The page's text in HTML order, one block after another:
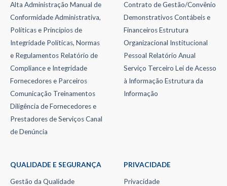
Alta Administração Manual de
Conformidade Administrativa,
Políticas e Princípios de
Integridade Políticas, Normas
e Regulamentos Relatório de
Compliance e Integridade
Fornecedores e Parceiros
Comunicação Treinamentos
Diligência de Fornecedores e
Prestadores de Serviços Canal
de Denúncia
Contrato de Gestão/Convênio
Demonstrativos Contábeis e
Financeiros Estrutura
Organizacional Institucional
Pessoal Relatório Anual
Serviço Terceiro Lei de Acesso
à Informação Estrutura da
Informação
QUALIDADE E SEGURANÇA
Gestão da Qualidade
PRIVACIDADE
Privacidade